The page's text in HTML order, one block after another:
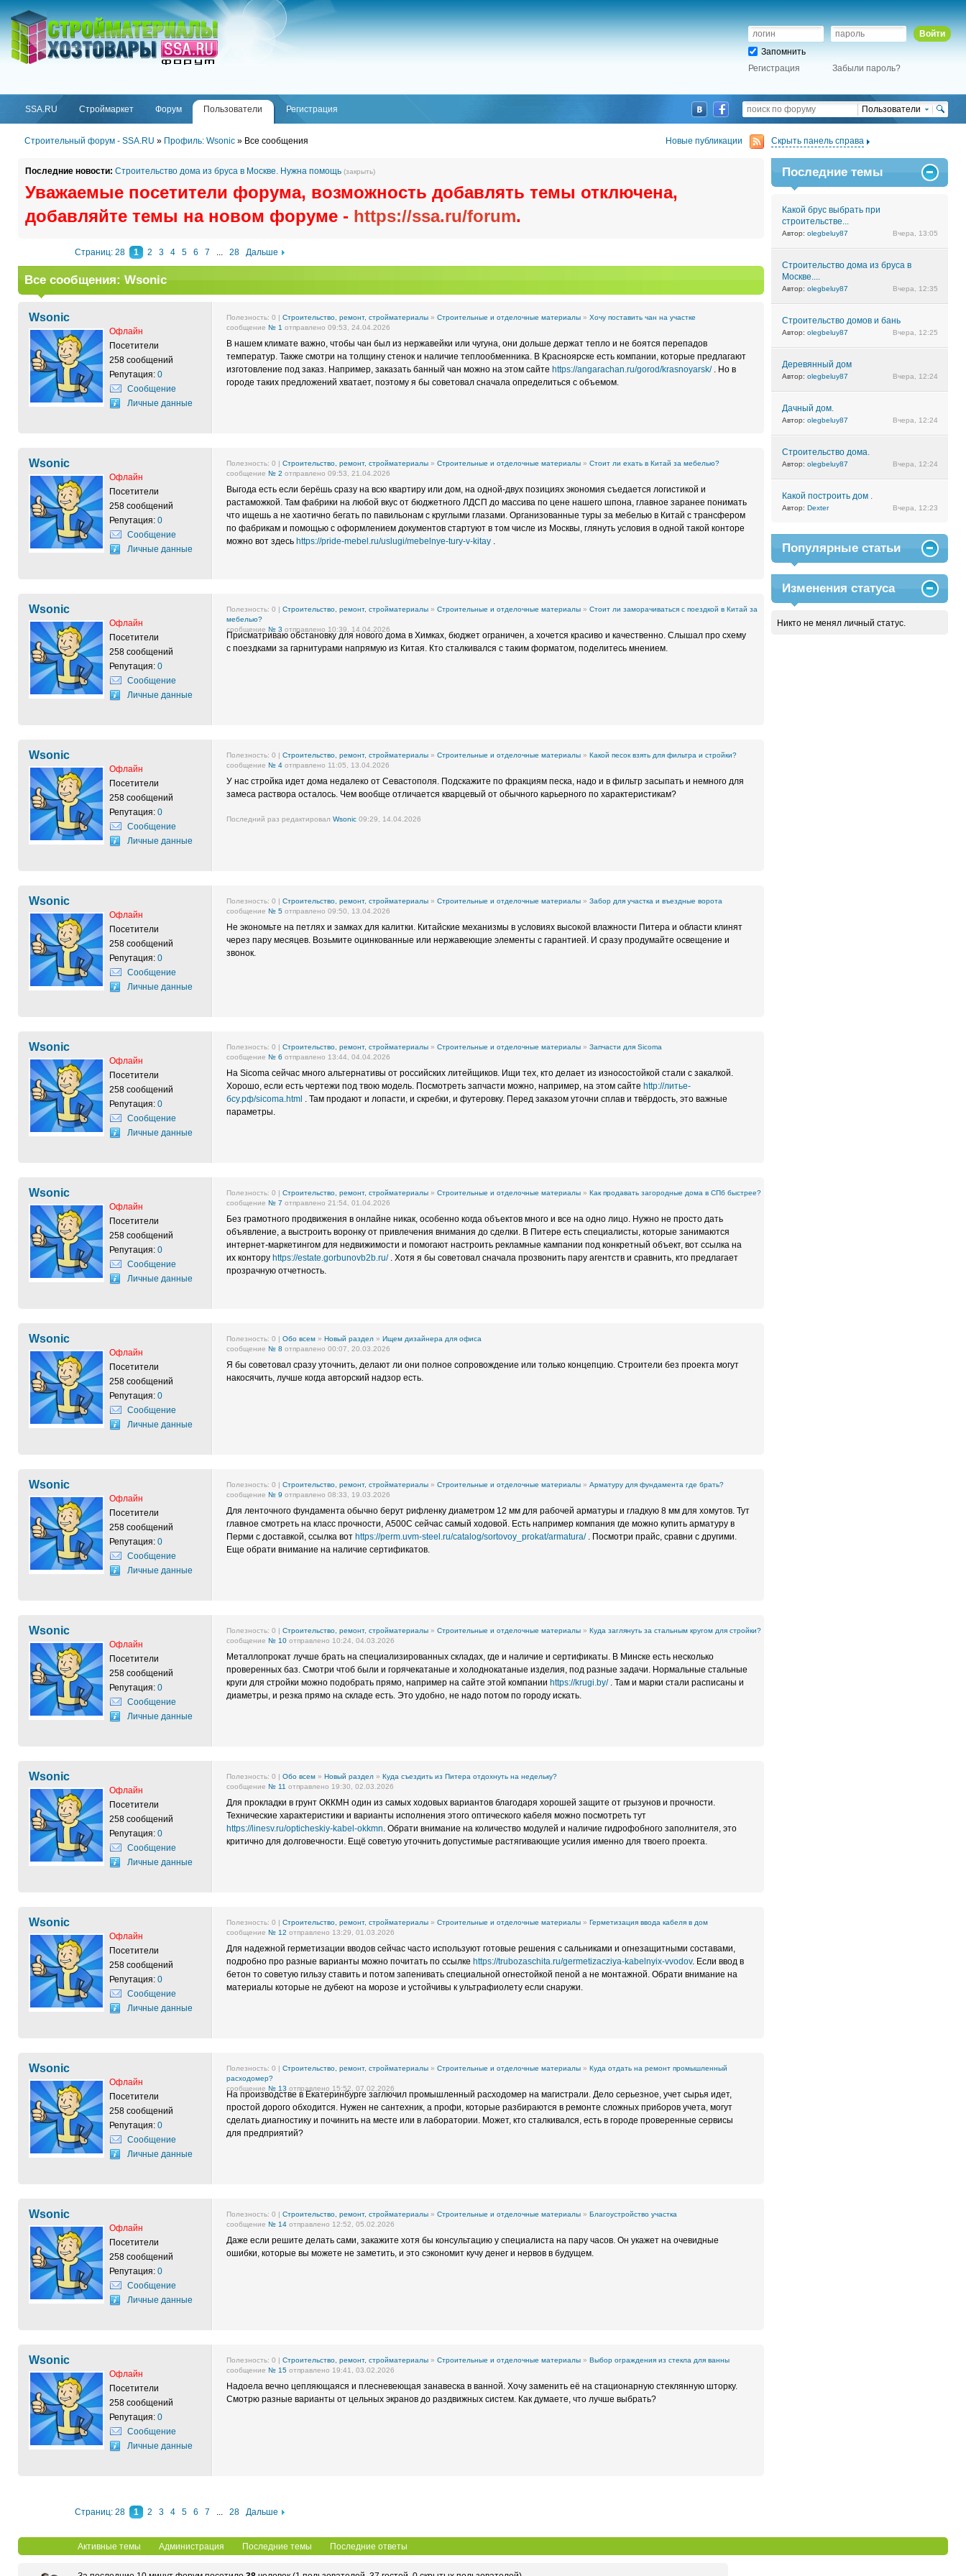
ФОРУМSSA.RU
SSA.RU Строймаркет Форум Пользователи Регистрация
Войти
Запомнить
Регистрация
Забыли пароль?
Пользователи
Строительный форум - SSA.RU » Профиль: Wsonic » Все сообщения Новые публикации Скрыть панель справа
Последние новости: Строительство дома из бруса в Москве. Нужна помощь (закрыть)
Уважаемые посетители форума, возможность добавлять темы отключена,
добавляйте темы на новом форуме - https://ssa.ru/forum.
Страниц: 28 1 2 3 4 5 6 7 ... 28 Дальше
Все сообщения: Wsonic
Wsonic
Офлайн
Посетители
258 сообщений
Репутация: 0
Сообщение
Личные данные
Полезность: 0 | Строительство, ремонт, стройматериалы » Строительные и отделочные материалы » Хочу поставить чан на участке
сообщение № 1 отправлено 09:53, 24.04.2026
В нашем климате важно, чтобы чан был из нержавейки или чугуна, они дольше держат тепло и не боятся перепадов
температур. Также смотри на толщину стенок и наличие теплообменника. В Красноярске есть компании, которые предлагают
изготовление под заказ. Например, заказать банный чан можно на этом сайте https://angarachan.ru/gorod/krasnoyarsk/. Но в
городе таких предложений хватает, поэтому я бы советовал сначала определиться с объемом.
Wsonic
Офлайн
Посетители
258 сообщений
Репутация: 0
Сообщение
Личные данные
Полезность: 0 | Строительство, ремонт, стройматериалы » Строительные и отделочные материалы » Стоит ли ехать в Китай за мебелью?
сообщение № 2 отправлено 09:53, 21.04.2026
Выгода есть если берёшь сразу на всю квартиру или дом, на одной-двух позициях экономия съедается логистикой и
растаможкой. Там фабрики на любой вкус от бюджетного ЛДСП до массива по цене нашего шпона, главное заранее понимать
что ищешь а не хаотично бегать по павильонам с круглыми глазами. Организованные туры за мебелью в Китай с трансфером
по фабрикам и помощью с оформлением документов стартуют в том числе из Москвы, глянуть условия в одной такой конторе
можно вот здесь https://pride-mebel.ru/uslugi/mebelnye-tury-v-kitay .
Wsonic
Офлайн
Посетители
258 сообщений
Репутация: 0
Сообщение
Личные данные
Полезность: 0 | Строительство, ремонт, стройматериалы » Строительные и отделочные материалы » Стоит ли заморачиваться с поездкой в Китай за
мебелью?
сообщение № 3 отправлено 10:39, 14.04.2026
Присматриваю обстановку для нового дома в Химках, бюджет ограничен, а хочется красиво и качественно. Слышал про схему
с поездками за гарнитурами напрямую из Китая. Кто сталкивался с таким форматом, поделитесь мнением.
Wsonic
Офлайн
Посетители
258 сообщений
Репутация: 0
Сообщение
Личные данные
Полезность: 0 | Строительство, ремонт, стройматериалы » Строительные и отделочные материалы » Какой песок взять для фильтра и стройки?
сообщение № 4 отправлено 11:05, 13.04.2026
У нас стройка идет дома недалеко от Севастополя. Подскажите по фракциям песка, надо и в фильтр засыпать и немного для
замеса раствора осталось. Чем вообще отличается кварцевый от обычного карьерного по характеристикам?
Последний раз редактировал Wsonic 09:29, 14.04.2026
Wsonic
Офлайн
Посетители
258 сообщений
Репутация: 0
Сообщение
Личные данные
Полезность: 0 | Строительство, ремонт, стройматериалы » Строительные и отделочные материалы » Забор для участка и въездные ворота
сообщение № 5 отправлено 09:50, 13.04.2026
Не экономьте на петлях и замках для калитки. Китайские механизмы в условиях высокой влажности Питера и области клинят
через пару месяцев. Возьмите оцинкованные или нержавеющие элементы с гарантией. И сразу продумайте освещение и
звонок.
Wsonic
Офлайн
Посетители
258 сообщений
Репутация: 0
Сообщение
Личные данные
Полезность: 0 | Строительство, ремонт, стройматериалы » Строительные и отделочные материалы » Запчасти для Sicoma
сообщение № 6 отправлено 13:44, 04.04.2026
На Sicoma сейчас много альтернативы от российских литейщиков. Ищи тех, кто делает из износостойкой стали с закалкой.
Хорошо, если есть чертежи под твою модель. Посмотреть запчасти можно, например, на этом сайте http://литье-
бсу.рф/sicoma.html . Там продают и лопасти, и скребки, и футеровку. Перед заказом уточни сплав и твёрдость, это важные
параметры.
Wsonic
Офлайн
Посетители
258 сообщений
Репутация: 0
Сообщение
Личные данные
Полезность: 0 | Строительство, ремонт, стройматериалы » Строительные и отделочные материалы » Как продавать загородные дома в СПб быстрее?
сообщение № 7 отправлено 21:54, 01.04.2026
Без грамотного продвижения в онлайне никак, особенно когда объектов много и все на одно лицо. Нужно не просто дать
объявление, а выстроить воронку от привлечения внимания до сделки. В Питере есть специалисты, которые занимаются
интернет-маркетингом для недвижимости и помогают настроить рекламные кампании под конкретный объект, вот ссылка на
их контору https://estate.gorbunovb2b.ru/. Хотя я бы советовал сначала прозвонить пару агентств и сравнить, кто предлагает
прозрачную отчетность.
Wsonic
Офлайн
Посетители
258 сообщений
Репутация: 0
Сообщение
Личные данные
Полезность: 0 | Обо всем » Новый раздел » Ищем дизайнера для офиса
сообщение № 8 отправлено 00:07, 20.03.2026
Я бы советовал сразу уточнить, делают ли они полное сопровождение или только концепцию. Строители без проекта могут
накосячить, лучше когда авторский надзор есть.
Wsonic
Офлайн
Посетители
258 сообщений
Репутация: 0
Сообщение
Личные данные
Полезность: 0 | Строительство, ремонт, стройматериалы » Строительные и отделочные материалы » Арматуру для фундамента где брать?
сообщение № 9 отправлено 08:33, 19.03.2026
Для ленточного фундамента обычно берут рифленку диаметром 12 мм для рабочей арматуры и гладкую 8 мм для хомутов. Тут
главное смотреть на класс прочности, А500С сейчас самый ходовой. Есть например компания где можно купить арматуру в
Перми с доставкой, ссылка вот https://perm.uvm-steel.ru/catalog/sortovoy_prokat/armatura/. Посмотри прайс, сравни с другими.
Еще обрати внимание на наличие сертификатов.
Wsonic
Офлайн
Посетители
258 сообщений
Репутация: 0
Сообщение
Личные данные
Полезность: 0 | Строительство, ремонт, стройматериалы » Строительные и отделочные материалы » Куда заглянуть за стальным кругом для стройки?
сообщение № 10 отправлено 10:24, 04.03.2026
Металлопрокат лучше брать на специализированных складах, где и наличие и сертификаты. В Минске есть несколько
проверенных баз. Смотри чтоб были и горячекатаные и холоднокатаные изделия, под разные задачи. Нормальные стальные
круги для стройки можно подобрать прямо, например на сайте этой компании https://krugi.by/. Там и марки стали расписаны и
диаметры, и резка прямо на складе есть. Это удобно, не надо потом по городу искать.
Wsonic
Офлайн
Посетители
258 сообщений
Репутация: 0
Сообщение
Личные данные
Полезность: 0 | Обо всем » Новый раздел » Куда съездить из Питера отдохнуть на недельку?
сообщение № 11 отправлено 19:30, 02.03.2026
Для прокладки в грунт ОККМН один из самых ходовых вариантов благодаря хорошей защите от грызунов и прочности.
Технические характеристики и варианты исполнения этого оптического кабеля можно посмотреть тут
https://linesv.ru/opticheskiy-kabel-okkmn. Обрати внимание на количество модулей и наличие гидрофобного заполнителя, это
критично для долговечности. Ещё советую уточнить допустимые растягивающие усилия именно для твоего проекта.
Wsonic
Офлайн
Посетители
258 сообщений
Репутация: 0
Сообщение
Личные данные
Полезность: 0 | Строительство, ремонт, стройматериалы » Строительные и отделочные материалы » Герметизация ввода кабеля в дом
сообщение № 12 отправлено 13:29, 01.03.2026
Для надежной герметизации вводов сейчас часто используют готовые решения с сальниками и огнезащитными составами,
подробно про разные варианты можно почитать по ссылке https://trubozaschita.ru/germetizacziya-kabelnyix-vvodov. Если ввод в
бетон то советую гильзу ставить и потом запенивать специальной огнестойкой пеной а не монтажной. Обрати внимание на
материалы которые не дубеют на морозе и устойчивы к ультрафиолету если снаружи.
Wsonic
Офлайн
Посетители
258 сообщений
Репутация: 0
Сообщение
Личные данные
Полезность: 0 | Строительство, ремонт, стройматериалы » Строительные и отделочные материалы » Куда отдать на ремонт промышленный
расходомер?
сообщение № 13 отправлено 15:52, 07.02.2026
На производстве в Екатеринбурге заглючил промышленный расходомер на магистрали. Дело серьезное, учет сырья идет,
простой дорого обходится. Нужен не сантехник, а профи, которые разбираются в ремонте сложных приборов учета, могут
сделать диагностику и починить на месте или в лаборатории. Может, кто сталкивался, есть в городе проверенные сервисы
для предприятий?
Wsonic
Офлайн
Посетители
258 сообщений
Репутация: 0
Сообщение
Личные данные
Полезность: 0 | Строительство, ремонт, стройматериалы » Строительные и отделочные материалы » Благоустройство участка
сообщение № 14 отправлено 12:52, 05.02.2026
Даже если решите делать сами, закажите хотя бы консультацию у специалиста на пару часов. Он укажет на очевидные
ошибки, которые вы можете не заметить, и это сэкономит кучу денег и нервов в будущем.
Wsonic
Офлайн
Посетители
258 сообщений
Репутация: 0
Сообщение
Личные данные
Полезность: 0 | Строительство, ремонт, стройматериалы » Строительные и отделочные материалы » Выбор ограждения из стекла для ванны
сообщение № 15 отправлено 19:41, 03.02.2026
Надоела вечно цепляющаяся и плесневеющая занавеска в ванной. Хочу заменить её на стационарную стеклянную шторку.
Смотрю разные варианты от цельных экранов до раздвижных систем. Как думаете, что лучше выбрать?
Страниц: 28 1 2 3 4 5 6 7 ... 28 Дальше
Последние темы
Какой брус выбрать при
строительстве...
Автор: olegbeluy87 Вчера, 13:05
Строительство дома из бруса в
Москве....
Автор: olegbeluy87 Вчера, 12:35
Строительство домов и бань
Автор: olegbeluy87 Вчера, 12:25
Деревянный дом
Автор: olegbeluy87 Вчера, 12:24
Дачный дом.
Автор: olegbeluy87 Вчера, 12:24
Строительство дома.
Автор: olegbeluy87 Вчера, 12:24
Какой построить дом .
Автор: Dexter Вчера, 12:23
Популярные статьи
Изменения статуса
Никто не менял личный статус.
Активные темы Администрация Последние темы Последние ответы